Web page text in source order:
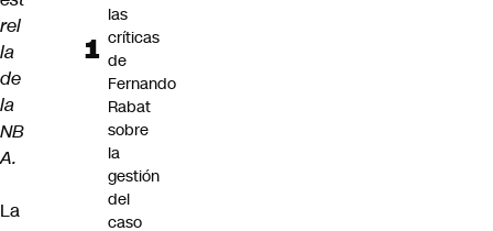
rel
la
de
la
NB
A.
La
las
críticas
de
Fernando
Rabat
sobre
la
gestión
del
caso